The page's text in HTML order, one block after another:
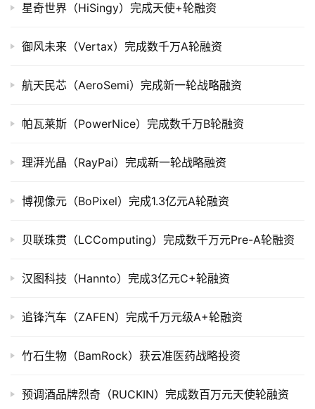
重
司
市
投
据
创
学
星奇世界（HiSingy）完成天使+轮融资
御风未来（Vertax）完成数千万A轮融资
航天民芯（AeroSemi）完成新一轮战略融资
帕瓦莱斯（PowerNice）完成数千万B轮融资
理湃光晶（RayPai）完成新一轮战略融资
博视像元（BoPixel）完成1.3亿元A轮融资
贝联珠贯（LCComputing）完成数千万元Pre-A轮融资
汉图科技（Hannto）完成3亿元C+轮融资
追锋汽车（ZAFEN）完成千万元级A+轮融资
竹石生物（BamRock）获云准医药战略投资
预调酒品牌烈奇（RUCKIN）完成数百万元天使轮融资